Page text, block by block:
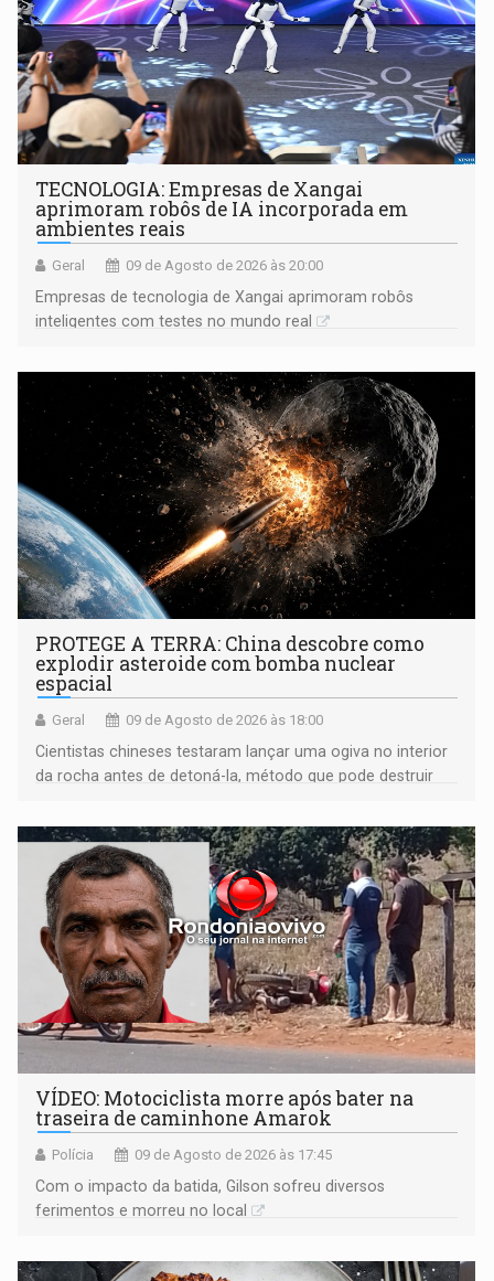
TECNOLOGIA: Empresas de Xangai
aprimoram robôs de IA incorporada em
ambientes reais
Geral 09 de Agosto de 2026 às 20:00
Empresas de tecnologia de Xangai aprimoram robôs
inteligentes com testes no mundo real
PROTEGE A TERRA: China descobre como
explodir asteroide com bomba nuclear
espacial
Geral 09 de Agosto de 2026 às 18:00
Cientistas chineses testaram lançar uma ogiva no interior
da rocha antes de detoná-la, método que pode destruir
VÍDEO: Motociclista morre após bater na
traseira de caminhone Amarok
Polícia 09 de Agosto de 2026 às 17:45
​Com o impacto da batida, Gilson sofreu diversos
ferimentos e morreu no local